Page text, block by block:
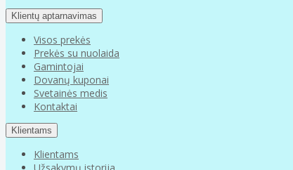
Klientų aptarnavimas
Visos prekės
Prekės su nuolaida
Gamintojai
Dovanų kuponai
Svetainės medis
Kontaktai
Klientams
Klientams